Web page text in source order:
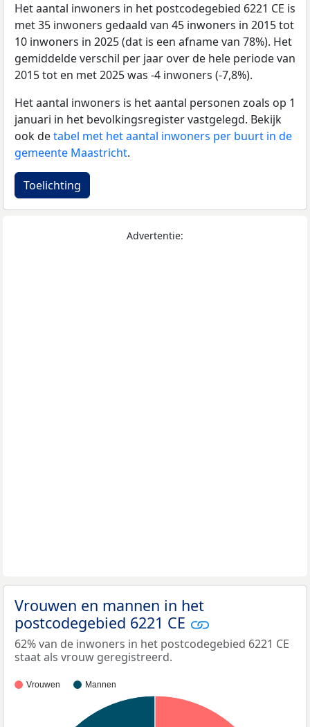
Het aantal inwoners in het postcodegebied 6221 CE is
met 35 inwoners gedaald van 45 inwoners in 2015 tot
10 inwoners in 2025 (dat is een afname van 78%). Het
gemiddelde verschil per jaar over de hele periode van
2015 tot en met 2025 was -4 inwoners (-7,8%).
Het aantal inwoners is het aantal personen zoals op 1
januari in het bevolkingsregister vastgelegd. Bekijk
ook detabel met het aantal inwoners per buurt in de
gemeente Maastricht.
Toelichting
Advertentie:
Vrouwen en mannen in het
postcodegebied 6221 CE
62% van de inwoners in het postcodegebied 6221 CE
staat als vrouw geregistreerd.
Vrouwen Mannen